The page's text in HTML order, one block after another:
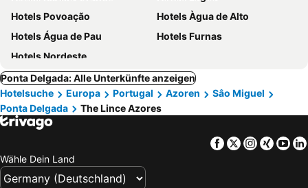
Hotels Povoação
Hotels Àgua de Alto
Hotels Água de Pau
Hotels Furnas
Hotels Nordeste
Ponta Delgada: Alle Unterkünfte anzeigen
Hotelsuche
Europa Portugal Azoren
Sâo Miguel
Ponta Delgada
The Lince Azores
Facebook
TwitterXing
Wähle Dein Land